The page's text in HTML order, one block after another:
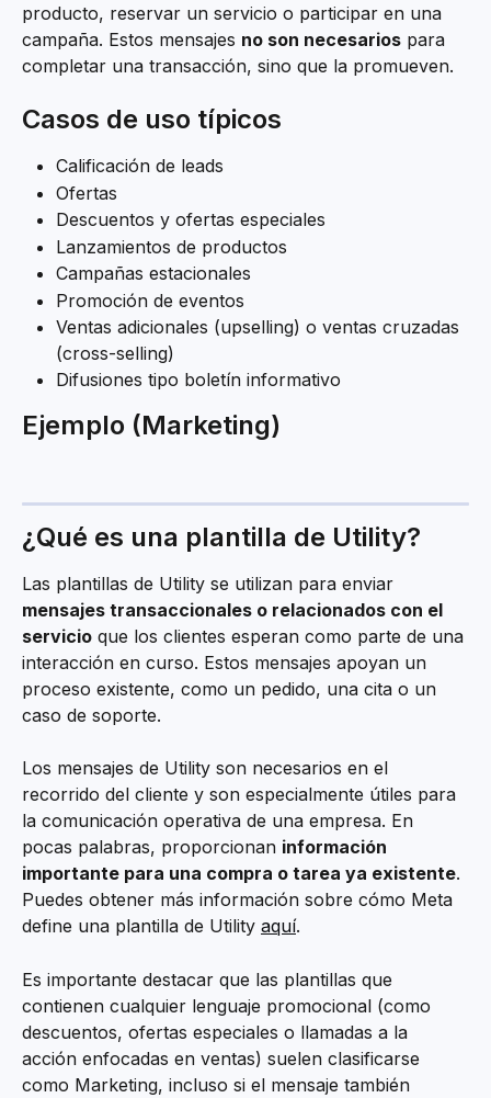
producto, reservar un servicio o participar en una
campaña. Estos mensajes no son necesarios para
completar una transacción, sino que la promueven.
Casos de uso típicos
Calificación de leads
Ofertas
Descuentos y ofertas especiales
Lanzamientos de productos
Campañas estacionales
Promoción de eventos
Ventas adicionales (upselling) o ventas cruzadas
(cross-selling)
Difusiones tipo boletín informativo
Ejemplo (Marketing)
¿Qué es una plantilla de Utility?
Las plantillas de Utility se utilizan para enviar
mensajes transaccionales o relacionados con el
servicio que los clientes esperan como parte de una
interacción en curso. Estos mensajes apoyan un
proceso existente, como un pedido, una cita o un
caso de soporte.
Los mensajes de Utility son necesarios en el
recorrido del cliente y son especialmente útiles para
la comunicación operativa de una empresa. En
pocas palabras, proporcionan información
importante para una compra o tarea ya existente.
Puedes obtener más información sobre cómo Meta
define una plantilla de Utility aquí.
Es importante destacar que las plantillas que
contienen cualquier lenguaje promocional (como
descuentos, ofertas especiales o llamadas a la
acción enfocadas en ventas) suelen clasificarse
como Marketing, incluso si el mensaje también